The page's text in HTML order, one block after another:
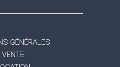
GÉNÉRALES
VENTE